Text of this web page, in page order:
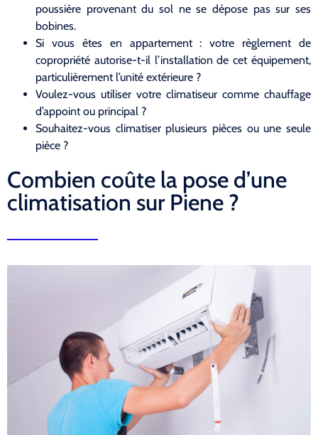
poussière provenant du sol ne se dépose pas sur ses
bobines.
Si vous êtes en appartement : votre règlement de
copropriété autorise-t-il l’installation de cet équipement,
particulièrement l’unité extérieure ?
Voulez-vous utiliser votre climatiseur comme chauffage
d’appoint ou principal ?
Souhaitez-vous climatiser plusieurs pièces ou une seule
pièce ?
Combien coûte la pose d’une
climatisation sur Piene ?